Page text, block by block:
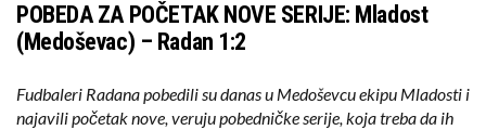
POBEDA ZA POČETAK NOVE SERIJE: Mladost
(Medoševac) – Radan 1:2
Fudbaleri Radana pobedili su danas u Medoševcu ekipu Mladosti i
najavili početak nove, veruju pobedničke serije, koja treba da ih